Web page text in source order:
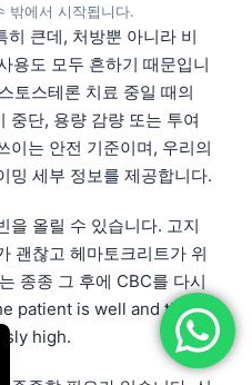
밖에서 시작됩니다.
큰데, 처방뿐 아니라 비
용도 모두 흔하기 때문입니
토스테론 치료 중일 때의
중단, 용량 감량 또는 투여
이는 안전 기준이며, 우리의
밍 세부 정보를 제공합니다.
을 올릴 수 있습니다. 고지
괜찮고 헤마토크리트가 위
종종 그 후에 CBC를 다시
patient is well and the
high.